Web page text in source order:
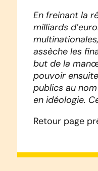
En freinant la
milliards
assèche les
but de la
pouvoir
publics au
en idéologie.
Retour page